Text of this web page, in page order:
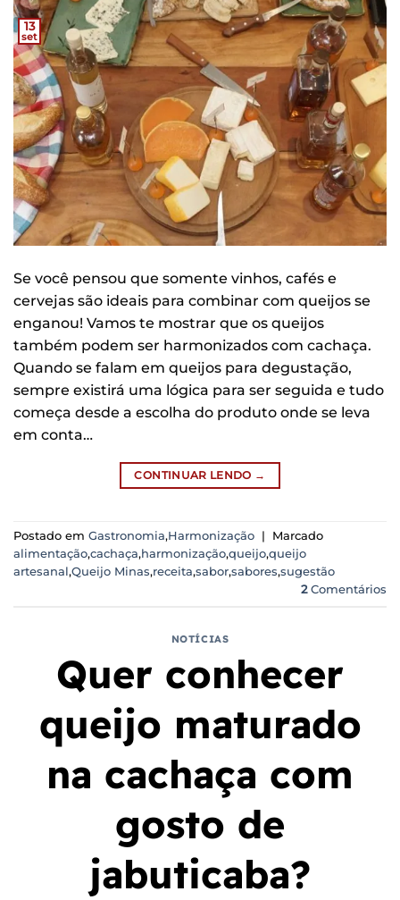
13
set
Se você pensou que somente vinhos, cafés e
cervejas são ideais para combinar com queijos se
enganou! Vamos te mostrar que os queijos
também podem ser harmonizados com cachaça.
Quando se falam em queijos para degustação,
sempre existirá uma lógica para ser seguida e tudo
começa desde a escolha do produto onde se leva
em conta…
CONTINUAR LENDO →
Postado em Gastronomia,Harmonização |
Marcado
alimentação,cachaça,harmonização,queijo,queijo
artesanal,Queijo Minas,receita,sabor,sabores,sugestão
2Comentários
NOTÍCIAS
Quer conhecer
queijo maturado
na cachaça com
gosto de
jabuticaba?